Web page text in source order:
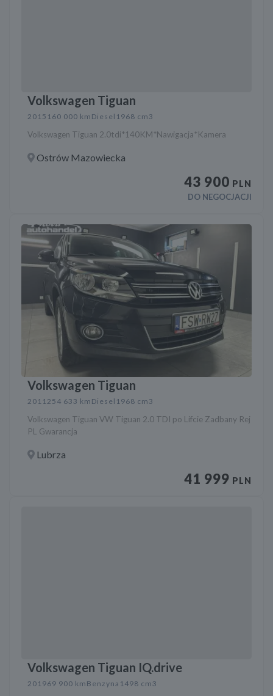
Volkswagen Tiguan
2015 160 000 km Diesel 1968 cm3
Volkswagen Tiguan 2.0tdi*140KM*Nawigacja*Kamera
Ostrów Mazowiecka
43 900 PLN
DO NEGOCJACJI
Volkswagen Tiguan
2011254 633 km Diesel 1968 cm3
Volkswagen Tiguan VW Tiguan 2.0 TDI po Lifcie Zadbany Rej
PL Gwarancja
Lubrza
41 999 PLN
Volkswagen Tiguan IQ.drive
201969 900 km Benzyna 1498 cm3